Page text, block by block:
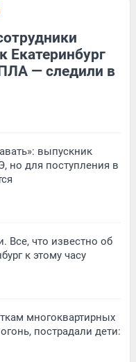
Екатеринбург
— следили в
выпускник
но для поступления в
Все, что известно об
к этому часу
многоквартирных
пострадали дети: